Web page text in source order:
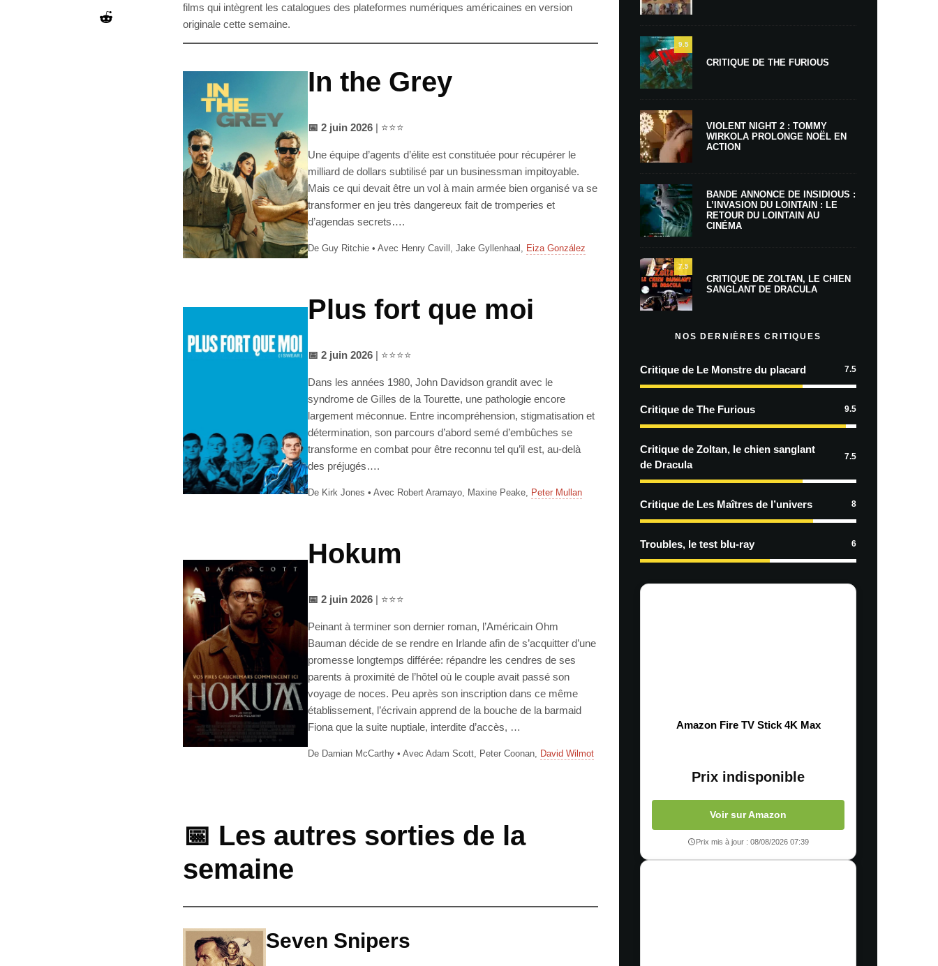
films qui intègrent les catalogues des plateformes numériques américaines en version
originale cette semaine.
In the Grey
📅 2 juin 2026| ⭐⭐⭐
Une équipe d’agents d’élite est constituée pour récupérer le
milliard de dollars subtilisé par un businessman impitoyable.
Mais ce qui devait être un vol à main armée bien organisé va se
transformer en jeu très dangereux fait de tromperies et
d’agendas secrets….
De Guy Ritchie • Avec Henry Cavill, Jake Gyllenhaal, Eiza González
Plus fort que moi
📅 2 juin 2026| ⭐⭐⭐⭐
Dans les années 1980, John Davidson grandit avec le
syndrome de Gilles de la Tourette, une pathologie encore
largement méconnue. Entre incompréhension, stigmatisation et
détermination, son parcours d’abord semé d’embûches se
transforme en combat pour être reconnu tel qu’il est, au-delà
des préjugés….
De Kirk Jones • Avec Robert Aramayo, Maxine Peake, Peter Mullan
Hokum
📅 2 juin 2026| ⭐⭐⭐
Peinant à terminer son dernier roman, l’Américain Ohm
Bauman décide de se rendre en Irlande afin de s’acquitter d’une
promesse longtemps différée: répandre les cendres de ses
parents à proximité de l’hôtel où le couple avait passé son
voyage de noces. Peu après son inscription dans ce même
établissement, l’écrivain apprend de la bouche de la barmaid
Fiona que la suite nuptiale, interdite d’accès, …
De Damian McCarthy • Avec Adam Scott, Peter Coonan, David Wilmot
📅 Les autres sorties de la
semaine
Seven Snipers
9.5
CRITIQUE DE THE FURIOUS
VIOLENT NIGHT 2 : TOMMY
WIRKOLA PROLONGE NOËL EN
ACTION
BANDE ANNONCE DE INSIDIOUS :
L’INVASION DU LOINTAIN : LE
RETOUR DU LOINTAIN AU
CINÉMA
7.5
CRITIQUE DE ZOLTAN, LE CHIEN
SANGLANT DE DRACULA
NOS DERNIÈRES CRITIQUES
Critique de Le Monstre du placard 7.5
Critique de The Furious 9.5
Critique de Zoltan, le chien sanglant
de Dracula
7.5
Critique de Les Maîtres de l’univers 8
Troubles, le test blu-ray 6
Amazon Fire TV Stick 4K Max
Prix indisponible
Voir sur Amazon
Prix mis à jour : 08/08/2026 07:39